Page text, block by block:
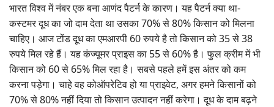
भारत विश्व में नंबर एक बना आणंद पैटर्न के कारण। यह पैटर्न क्या था-
कस्टमर दूध का जो दाम देता था उसका 70% से 80% किसान को मिलना
चाहिए। आज टोंड दूध का एमआरपी 60 रुपये है तो किसान को 35 से 38
रुपये मिल रहे हैं। यह कंज्यूमर प्राइस का 55 से 60% है। फुल क्रीम में भी
किसान को 60 से 65% मिल रहा है। सबसे पहले हमें इस अंतर को कम
करना पड़ेगा। चाहे वह कोऑपरेटिव हो या प्राइवेट, अगर हमने किसानों को
70% से 80% नहीं दिया तो किसान उत्पादन नहीं करेगा। दूध के दाम बढ़ने